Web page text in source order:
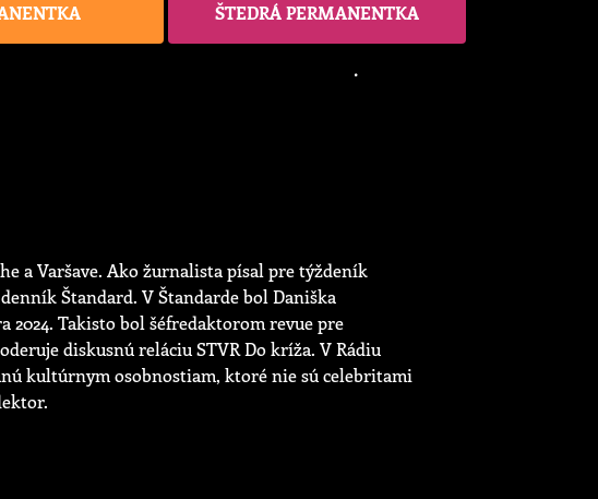
ŠTEDRÁ PERMANENTKA
a Varšave. Ako žurnalista písal pre týždeník
Štandard. V Štandarde bol Daniška
2024. Takisto bol šéfredaktorom revue pre
diskusnú reláciu STVR Do kríža. V Rádiu
kultúrnym osobnostiam, ktoré nie sú celebritami